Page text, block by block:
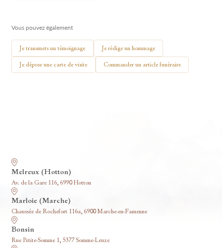
🕯 Allumer ma bougie
Vous pouvez également
Je transmets un témoignage Je rédige un hommage
Je dépose une carte de visite Commander un article funéraire
Melreux (Hotton)
Av. de la Gare 116, 6990 Hotton
Marloie (Marche)
Chaussée de Rochefort 116a, 6900 Marche-en-Famenne
Bonsin
Rue Petite-Somme 1, 5377 Somme-Leuze